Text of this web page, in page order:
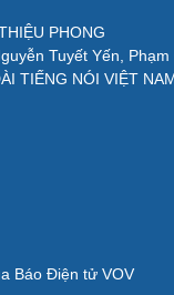
PHONG
Tuyết Yến,
TIẾNG NÓI VIỆT
Báo Điện tử VOV